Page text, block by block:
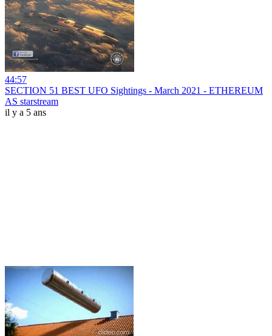
44:57
SECTION 51 BEST UFO Sightings - March 2021 - ETHEREUM
AS starstream
il y a 5 ans